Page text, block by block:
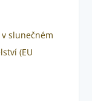
slunečném
(EU